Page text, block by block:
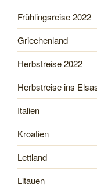
Frühlingsreise 2022
Griechenland
Herbstreise 2022
Herbstreise ins
Italien
Kroatien
Lettland
Litauen